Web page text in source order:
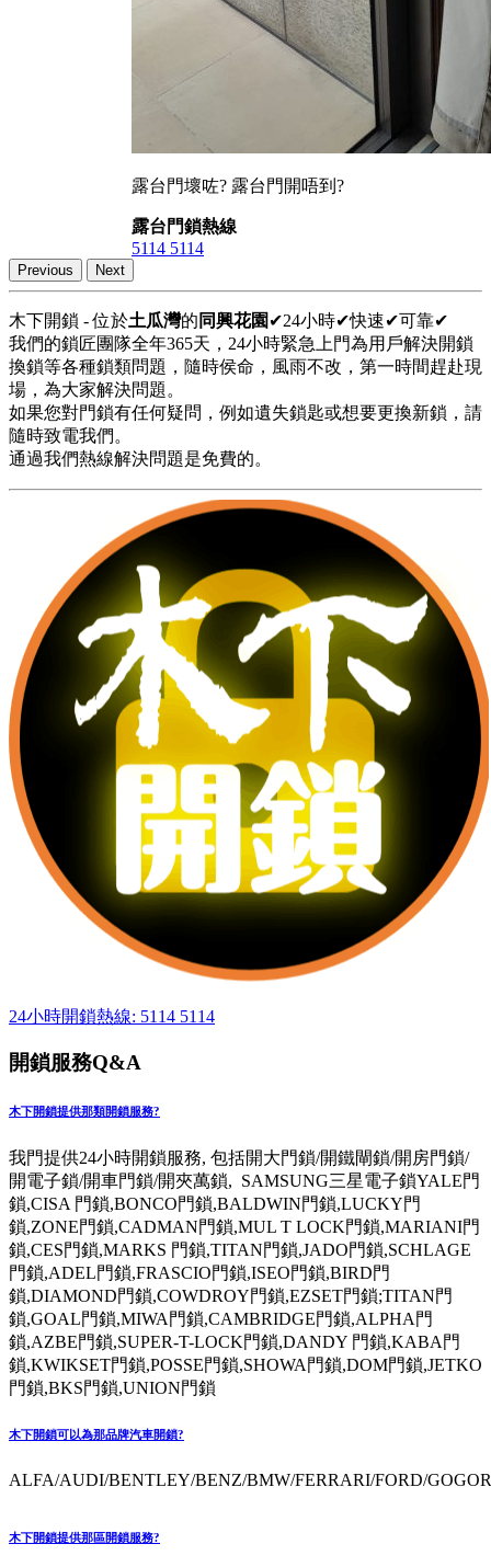
露台門壞咗? 露台門開唔到?
露台門鎖熱線
5114 5114
Previous Next
木下開鎖 - 位於土瓜灣的 同興花園 ✔24小時✔快速✔可靠✔
我們的鎖匠團隊全年365天，24小時緊急上門為用戶解決開鎖
換鎖等各種鎖類問題，隨時侯命，風雨不改，第一時間趕赴現
場，為大家解決問題。
如果您對門鎖有任何疑問，例如遺失鎖匙或想要更換新鎖，請
隨時致電我們。
通過我們熱線解決問題是免費的。
24小時開鎖熱線: 5114 5114
開鎖服務Q&A
木下開鎖提供那類開鎖服務?
我門提供24小時開鎖服務, 包括開大門鎖/開鐵閘鎖/開房門鎖/
開電子鎖/開車門鎖/開夾萬鎖, SAMSUNG三星電子鎖YALE門
鎖,CISA 門鎖,BONCO門鎖,BALDWIN門鎖,LUCKY門
鎖,ZONE門鎖,CADMAN門鎖,MUL T LOCK門鎖,MARIANI門
鎖,CES門鎖,MARKS 門鎖,TITAN門鎖,JADO門鎖,SCHLAGE
門鎖,ADEL門鎖,FRASCIO門鎖,ISEO門鎖,BIRD門
鎖,DIAMOND門鎖,COWDROY門鎖,EZSET門鎖;TITAN門
鎖,GOAL門鎖,MIWA門鎖,CAMBRIDGE門鎖,ALPHA門
鎖,AZBE門鎖,SUPER-T-LOCK門鎖,DANDY 門鎖,KABA門
鎖,KWIKSET門鎖,POSSE門鎖,SHOWA門鎖,DOM門鎖,JETKO
門鎖,BKS門鎖,UNION門鎖
木下開鎖可以為那品牌汽車開鎖?
ALFA/AUDI/BENTLEY/BENZ/BMW/FERRARI/FORD/
木下開鎖提供那區開鎖服務?